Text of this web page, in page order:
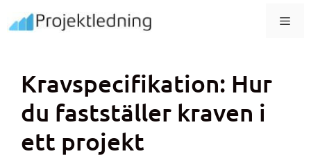
Hoppa
till
Kravspecifikation: Hur
du fastställer kraven i
ett projekt